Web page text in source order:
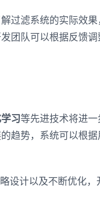
过滤系统的实际效果
团队可以根据反馈调
习等先进技术将进一
趋势，系统可以根据
设计以及不断优化，